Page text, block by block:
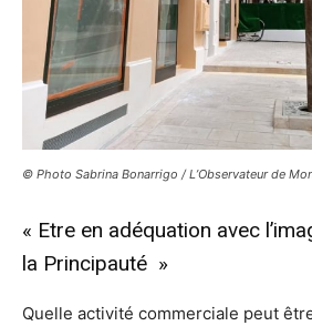
© Photo Sabrina Bonarrigo / L’Observateur de
« Etre en adéquation avec
la Principauté »
Quelle activité commerciale peut